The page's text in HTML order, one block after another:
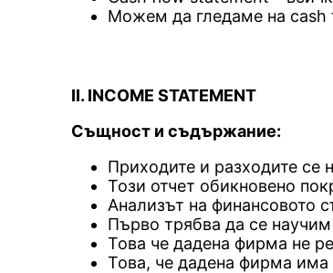
Можем да гледаме на cash
II. INCOME STATEMENT
Същност и съдържание:
Приходите и разходите се
Този отчет обикновено
Анализът на финансовото
Първо трябва да се научим
Това че дадена фирма не
Това, че дадена фирма има